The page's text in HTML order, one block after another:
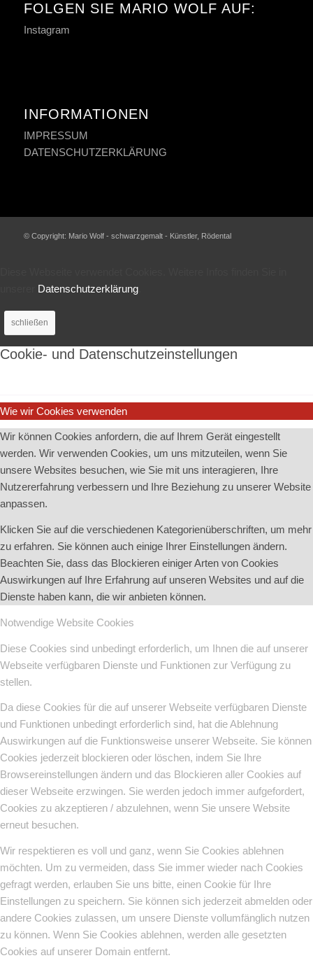
FOLGEN SIE MARIO WOLF AUF:
Instagram
INFORMATIONEN
IMPRESSUM
DATENSCHUTZERKLÄRUNG
© Copyright: Mario Wolf - schwarzgemalt - Künstler, Rödental
Datenschutzerklärung
schließen
Cookie- und Datenschutzeinstellungen
Wie wir Cookies verwenden
Wir können Cookies anfordern, die auf Ihrem Gerät eingestellt
werden. Wir verwenden Cookies, um uns mitzuteilen, wenn Sie
unsere Websites besuchen, wie Sie mit uns interagieren, Ihre
Nutzererfahrung verbessern und Ihre Beziehung zu unserer Website
anpassen.
Klicken Sie auf die verschiedenen Kategorienüberschriften, um mehr
zu erfahren. Sie können auch einige Ihrer Einstellungen ändern.
Beachten Sie, dass das Blockieren einiger Arten von Cookies
Auswirkungen auf Ihre Erfahrung auf unseren Websites und auf die
Dienste haben kann, die wir anbieten können.
Notwendige Website Cookies
Diese Cookies sind unbedingt erforderlich, um Ihnen die auf unserer
Webseite verfügbaren Dienste und Funktionen zur Verfügung zu
stellen.
Da diese Cookies für die auf unserer Webseite verfügbaren Dienste
und Funktionen unbedingt erforderlich sind, hat die Ablehnung
Auswirkungen auf die Funktionsweise unserer Webseite. Sie können
Cookies jederzeit blockieren oder löschen, indem Sie Ihre
Browsereinstellungen ändern und das Blockieren aller Cookies auf
dieser Webseite erzwingen. Sie werden jedoch immer aufgefordert,
Cookies zu akzeptieren / abzulehnen, wenn Sie unsere Website
erneut besuchen.
Wir respektieren es voll und ganz, wenn Sie Cookies ablehnen
möchten. Um zu vermeiden, dass Sie immer wieder nach Cookies
gefragt werden, erlauben Sie uns bitte, einen Cookie für Ihre
Einstellungen zu speichern. Sie können sich jederzeit abmelden oder
andere Cookies zulassen, um unsere Dienste vollumfänglich nutzen
zu können. Wenn Sie Cookies ablehnen, werden alle gesetzten
Cookies auf unserer Domain entfernt.